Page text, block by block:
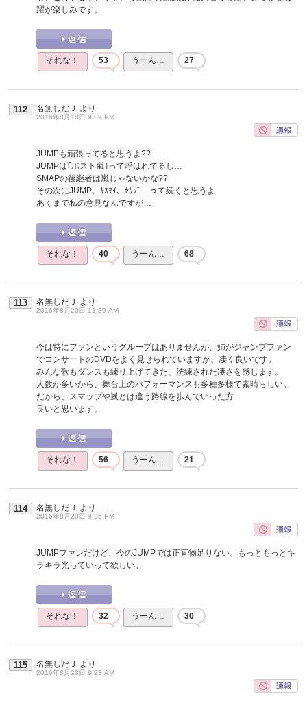
躍が楽しみです。
それな！ 53 うーん… 27
112 名無しだＪ より
2016年8月18日 9:09 PM
JUMPも頑張ってると思うよ??
JUMPは｢ポスト嵐｣って呼ばれてるし…
SMAPの後継者は嵐じゃないかな??
その次にJUMP、ｷｽﾏｲ、ｾｸｿﾞ…って続くと思うよ
あくまで私の意見なんですが…
それな！ 40 うーん… 68
113 名無しだＪ より
2016年8月20日 11:30 AM
今は特にファンというグループはありませんが、姉がジャンプファン
でコンサートのDVDをよく見せられていますが、凄く良いです。
みんな歌もダンスも練り上げてきた、洗練された凄さを感じます。
人数が多いから、舞台上のパフォーマンスも多種多様で素晴らしい。
だから、スマップや嵐とは違う路線を歩んでいった方
良いと思います。
それな！ 56 うーん… 21
114 名無しだＪ より
2016年8月20日 9:35 PM
JUMPファンだけど、今のJUMPでは正直物足りない。もっともっとキ
ラキラ光っていって欲しい。
それな！ 32 うーん… 30
115 名無しだＪ より
2016年8月23日 8:23 AM